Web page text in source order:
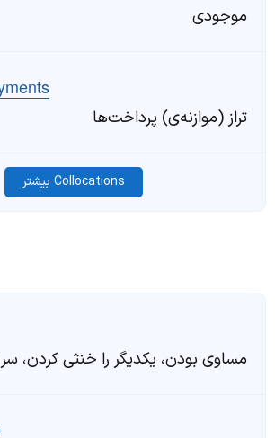
موجودی
تراز (موازنه‌ی) پرداخت‌ها
Collocations بیشتر
مساوی بودن، یکدیگر را خنثی کردن،